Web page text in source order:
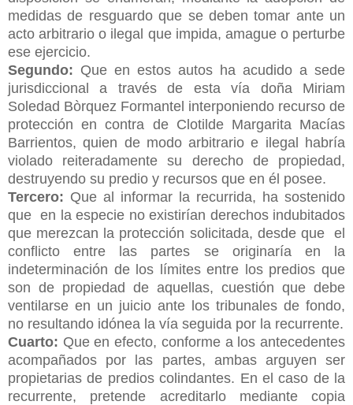
medidas de resguardo que se deben tomar ante un
acto arbitrario o ilegal que impida, amague o perturbe
ese ejercicio.
Segundo: Que en estos autos ha acudido a sede
jurisdiccional a través de esta vía doña Miriam
Soledad Bòrquez Formantel interponiendo recurso de
protección en contra de Clotilde Margarita Macías
Barrientos, quien de modo arbitrario e ilegal habría
violado reiteradamente su derecho de propiedad,
destruyendo su predio y recursos que en él posee.
Tercero: Que al informar la recurrida, ha sostenido
que en la especie no existirían derechos indubitados
que merezcan la protección solicitada, desde que el
conflicto entre las partes se originaría en la
indeterminación de los límites entre los predios que
son de propiedad de aquellas, cuestión que debe
ventilarse en un juicio ante los tribunales de fondo,
no resultando idónea la vía seguida por la recurrente.
Cuarto: Que en efecto, conforme a los antecedentes
acompañados por las partes, ambas arguyen ser
propietarias de predios colindantes. En el caso de la
recurrente, pretende acreditarlo mediante copia